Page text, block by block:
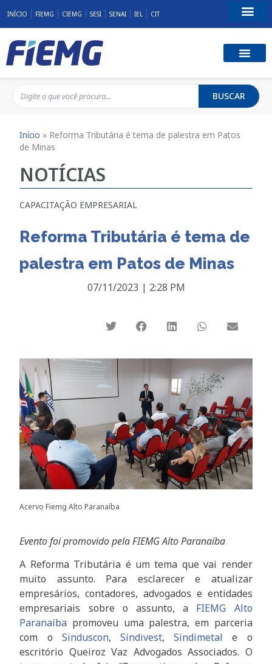
INÍCIO FIEMG CIEMG SESI SENAI IEL CIT
BUSCAR
Início » Reforma Tributária é tema de palestra em Patos
de Minas
NOTÍCIAS
CAPACITAÇÃO EMPRESARIAL
Reforma Tributária é tema de
palestra em Patos de Minas
07/11/2023 | 2:28 PM
Acervo Fiemg Alto Paranaíba
Evento foi promovido pela FIEMG Alto Paranaíba
A Reforma Tributária é um tema que vai render
muito assunto. Para esclarecer e atualizar
empresários, contadores, advogados e entidades
empresariais sobre o assunto, a FIEMG Alto
Paranaíba promoveu uma palestra, em parceria
com o Sinduscon, Sindivest,Sindimetal e o
escritório Queiroz Vaz Advogados Associados. O